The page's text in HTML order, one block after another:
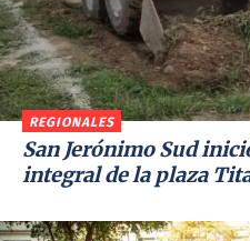
REGIONALES
San Jerónimo Sud
integral de la plaza